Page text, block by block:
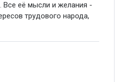
Все её мысли и желания -
трудового народа,